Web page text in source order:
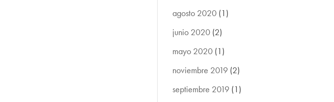
agosto 2020 (1)
junio 2020 (2)
mayo 2020 (1)
noviembre 2019 (2)
septiembre 2019 (1)